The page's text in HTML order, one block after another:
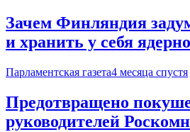
Зачем Финляндия
и хранить у себя
Парламентская газета4 месяца спустя
Предотвращено
руководителей